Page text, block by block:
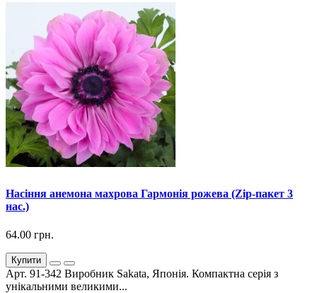
Насіння анемона махрова Гармонія рожева (Zip-пакет 3
нас.)
64.00 грн.
Купити
Арт. 91-342 Виробник Sakata, Японія. Компактна серія з
унікальними великими...